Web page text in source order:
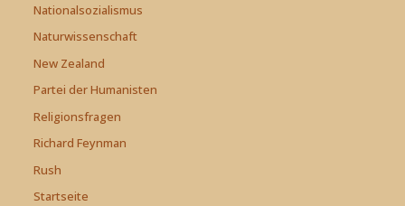
Nationalsozialismus
Naturwissenschaft
New Zealand
Partei der Humanisten
Religionsfragen
Richard Feynman
Rush
Startseite